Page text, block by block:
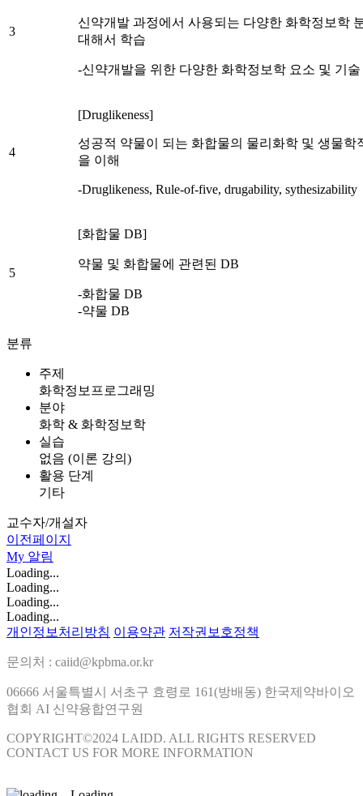
3
신약개발 과정에서 사용되는 다양한 화학정보학
대해서 학습
-신약개발을 위한 다양한 화학정보학 요소 및 기술
4
[Druglikeness]
성공적 약물이 되는 화합물의 물리화학 및 생물학
을 이해
-Druglikeness, Rule-of-five, drugability, sythesizability
5
[화합물 DB]
약물 및 화합물에 관련된 DB
-화합물 DB
-약물 DB
분류
주제
화학정보프로그래밍
분야
화학 & 화학정보학
실습
없음 (이론 강의)
활용 단계
기타
교수자/개설자
이전페이지
My 알림
Loading...
Loading...
Loading...
Loading...
개인정보처리방침 이용약관 저작권보호정책
문의처 : caiid@kpbma.or.kr
06666 서울특별시 서초구 효령로 161(방배동) 한국제약바이오
협회 AI 신약융합연구원
COPYRIGHT©2024 LAIDD. ALL RIGHTS RESERVED
CONTACT US FOR MORE INFORMATION